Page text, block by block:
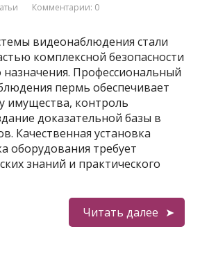
Комментарии: 0
видеонаблюдения стали
комплексной безопасности
Профессиональный
пермь обеспечивает
имущества, контроль
доказательной базы в
Качественная установка
оборудования требует
знаний и практического
Читать далее